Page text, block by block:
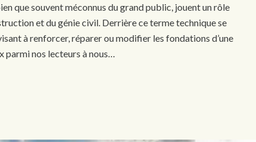
que souvent méconnus du grand public, jouent un rôle
et du génie civil. Derrière ce terme technique se
à renforcer, réparer ou modifier les fondations d’une
parmi nos lecteurs à nous…